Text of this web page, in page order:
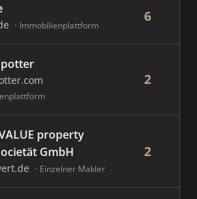
Immobilienplattform
6
2
property
GmbH
Einzelner Makler
2